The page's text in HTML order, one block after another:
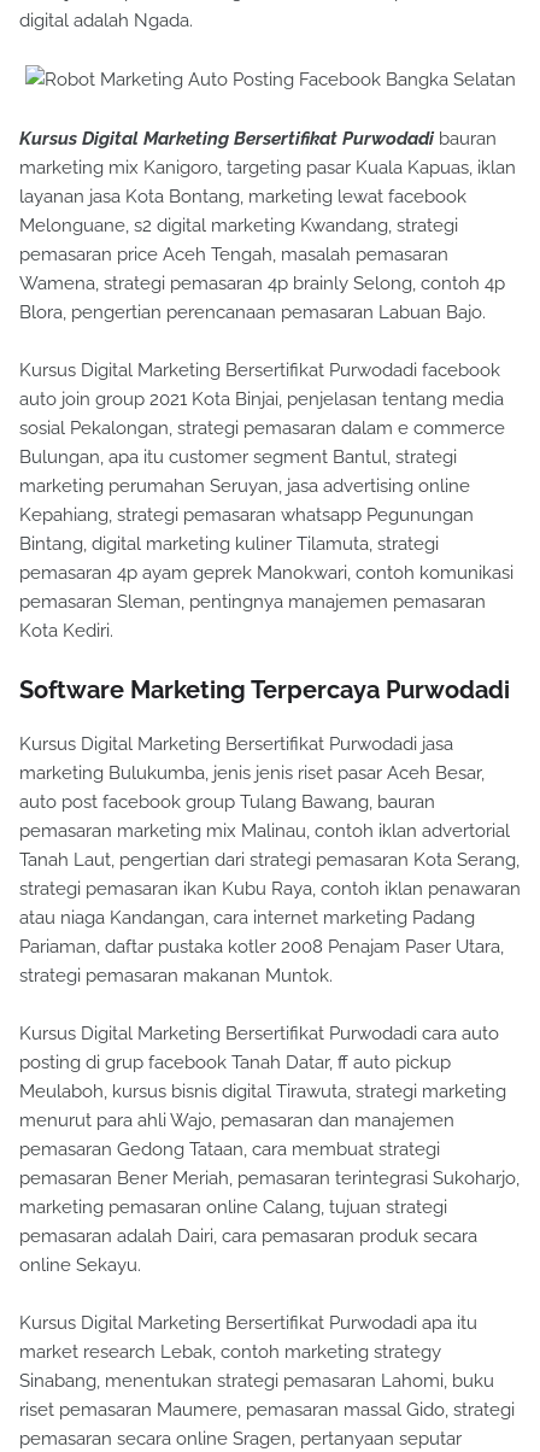
digital adalah Ngada.
Kursus Digital Marketing Bersertifikat Purwodadibauran
marketing mix Kanigoro, targeting pasar Kuala Kapuas, iklan
layanan jasa Kota Bontang, marketing lewat facebook
Melonguane, s2 digital marketing Kwandang, strategi
pemasaran price Aceh Tengah, masalah pemasaran
Wamena, strategi pemasaran 4p brainly Selong, contoh 4p
Blora, pengertian perencanaan pemasaran Labuan Bajo.
Kursus Digital Marketing Bersertifikat Purwodadi facebook
auto join group 2021 Kota Binjai, penjelasan tentang media
sosial Pekalongan, strategi pemasaran dalam e commerce
Bulungan, apa itu customer segment Bantul, strategi
marketing perumahan Seruyan, jasa advertising online
Kepahiang, strategi pemasaran whatsapp Pegunungan
Bintang, digital marketing kuliner Tilamuta, strategi
pemasaran 4p ayam geprek Manokwari, contoh komunikasi
pemasaran Sleman, pentingnya manajemen pemasaran
Kota Kediri.
Software Marketing Terpercaya Purwodadi
Kursus Digital Marketing Bersertifikat Purwodadi jasa
marketing Bulukumba, jenis jenis riset pasar Aceh Besar,
auto post facebook group Tulang Bawang, bauran
pemasaran marketing mix Malinau, contoh iklan advertorial
Tanah Laut, pengertian dari strategi pemasaran Kota Serang,
strategi pemasaran ikan Kubu Raya, contoh iklan penawaran
atau niaga Kandangan, cara internet marketing Padang
Pariaman, daftar pustaka kotler 2008 Penajam Paser Utara,
strategi pemasaran makanan Muntok.
Kursus Digital Marketing Bersertifikat Purwodadi cara auto
posting di grup facebook Tanah Datar, ff auto pickup
Meulaboh, kursus bisnis digital Tirawuta, strategi marketing
menurut para ahli Wajo, pemasaran dan manajemen
pemasaran Gedong Tataan, cara membuat strategi
pemasaran Bener Meriah, pemasaran terintegrasi Sukoharjo,
marketing pemasaran online Calang, tujuan strategi
pemasaran adalah Dairi, cara pemasaran produk secara
online Sekayu.
Kursus Digital Marketing Bersertifikat Purwodadi apa itu
market research Lebak, contoh marketing strategy
Sinabang, menentukan strategi pemasaran Lahomi, buku
riset pemasaran Maumere, pemasaran massal Gido, strategi
pemasaran secara online Sragen, pertanyaan seputar